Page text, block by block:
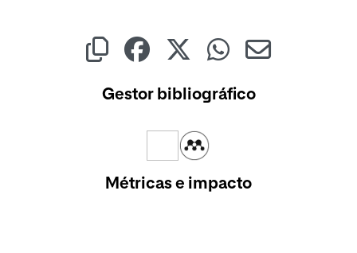
Gestor bibliográfico
Métricas e impacto